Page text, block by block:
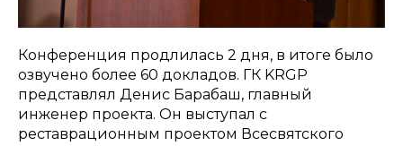
Конференция продлилась 2 дня, в итоге было
озвучено более 60 докладов. ГК KRGP
представлял Денис Барабаш, главный
инженер проекта. Он выступал с
реставрационным проектом Всесвятского